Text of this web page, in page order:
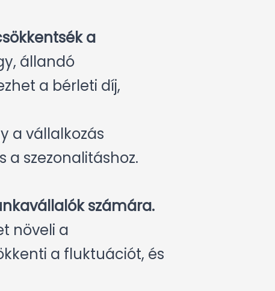
a
állandó
a bérleti díj,
a vállalkozás
szezonalitáshoz.
számára.
növeli a
a fluktuációt, és